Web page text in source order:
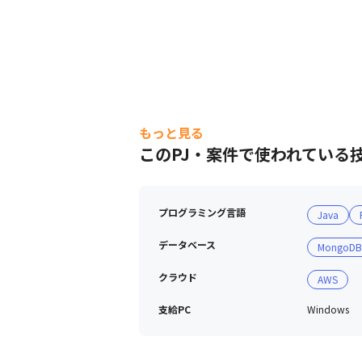
もっと見る
このPJ・案件で使われている
プログラミング言語 Java
データベース MongoDB
クラウド AWS
支給PC Windows